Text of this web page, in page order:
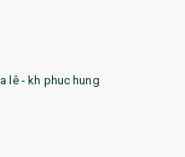
lê - kh phuc hung